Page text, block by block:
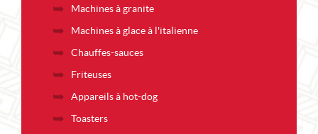
Machines à granite
Machines à glace à l'italienne
Chauffes-sauces
Friteuses
Appareils à hot-dog
Toasters